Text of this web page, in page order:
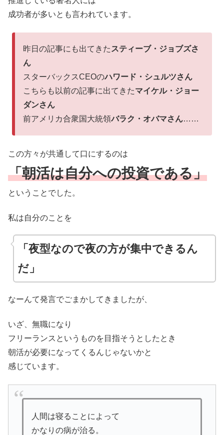
成功者が多いとも言われています。
昨日の記事にも出てきた スティーブ・ジョブズさ
ん
スターバックスCEOのハワード・シュルツさん
こちらも以前の記事に出てきたマイケル・ジョー
ダンさん
前アメリカ合衆国大統領バラク・オバマさん……
この方々が共通して口にするのは
「朝活は自分への投資である」
ということでした。
私は自分のことを
「夜型なので夜の方が集中できるん
だ」
なーんて発言でごまかしてきましたが、
いざ、無職になり
フリーランスというものを目指そうとしたとき
朝活が必要になってくるんじゃないかと
感じています。
人間は寝ることによって
かなりの病が治る。